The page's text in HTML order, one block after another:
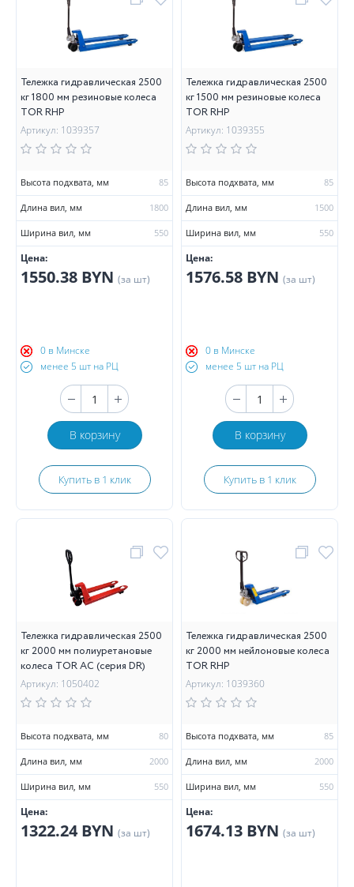
Тележка гидравлическая 2500
кг 1800 мм резиновые колеса
TOR RHP
Артикул: 1039357
Высота подхвата, мм 85
Длина вил, мм 1800
Ширина вил, мм 550
Цена:
1550.38 BYN (за шт)
0 в Минске
менее 5 шт на РЦ
В корзину
Купить в 1 клик
Тележка гидравлическая 2500
кг 1500 мм резиновые колеса
TOR RHP
Артикул: 1039355
Высота подхвата, мм 85
Длина вил, мм 1500
Ширина вил, мм 550
Цена:
1576.58 BYN (за шт)
0 в Минске
менее 5 шт на РЦ
В корзину
Купить в 1 клик
Тележка гидравлическая 2500
кг 2000 мм полиуретановые
колеса TOR AC (серия DR)
Артикул: 1050402
Высота подхвата, мм 80
Длина вил, мм 2000
Ширина вил, мм 550
Цена:
1322.24 BYN (за шт)
Тележка гидравлическая 2500
кг 2000 мм нейлоновые колеса
TOR RHP
Артикул: 1039360
Высота подхвата, мм 85
Длина вил, мм 2000
Ширина вил, мм 550
Цена:
1674.13 BYN (за шт)